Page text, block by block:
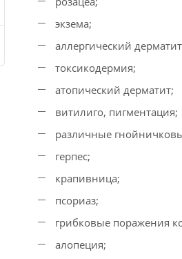
экзема;
аллергический
токсикодермия;
атопический дерматит;
витилиго, пигментация;
различные
герпес;
крапивница;
псориаз;
грибковые поражения
алопеция;